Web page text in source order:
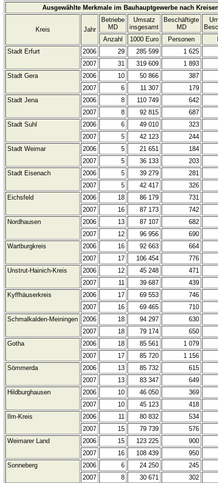
Ausgewählte Merkmale im Bauhauptgewerbe nach
Kreis Jahr
Betriebe
MD
Umsatz
insgesamt
Beschäftigte
MD
Anzahl
1000 Euro Personen
Stadt Erfurt
2006 29 285 599
1 625
2007
31 319 609
1 893
Stadt Gera
2006 10 50 866
387
2007
6 11 307
179
Stadt Jena
2006 8 110 749
642
2007
8 92 815
687
Stadt Suhl
2006 6 49 010
323
2007
5 42 123
244
Stadt Weimar
2006 5 21 651
184
2007
5 36 133
203
Stadt Eisenach
2006 5 39 279
281
2007
5 42 417
326
Eichsfeld
2006 18 86 179
731
2007
16 87 173
742
Nordhausen
2006 13 87 107
682
2007
12 96 956
690
Wartburgkreis
2006 16 92 663
664
2007
17 106 454
776
Unstrut-Hainich-Kreis
2006 12 45 248
471
2007
11 39 687
439
Kyffhäuserkreis
2006 17 69 553
746
2007
16 69 465
710
Schmalkalden-Meiningen
2006 18 94 297
630
2007
18 79 174
650
Gotha
2006 18 85 561
1 079
2007
17 85 720
1 156
Sömmerda
2006 13 85 732
615
2007
13 83 347
649
Hildburghausen
2006 10 46 050
369
2007
10 45 123
418
Ilm-Kreis
2006 11 80 832
534
2007
15 79 739
576
Weimarer Land
2006 15 123 225
900
2007
16 108 439
950
Sonneberg
2006 6 24 250
245
2007
8 30 671 302